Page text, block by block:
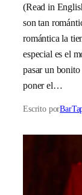
(Read in
son tan
romántica la
especial es el
pasar un
poner el…
Escrito por